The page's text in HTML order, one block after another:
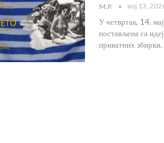
M.P. мај 13,
У четвртак, 14.
постављена са
приватних